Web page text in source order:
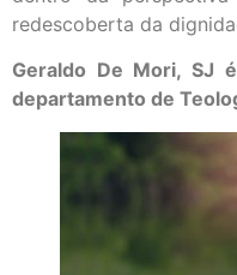
redescoberta da
Geraldo De Mori, SJ
departamento de